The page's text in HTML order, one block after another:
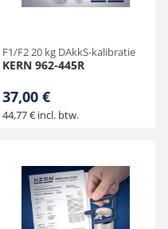
F1/F2 20 kg DAkkS-kalibratie
KERN 962-445R
37,00 €
44,77 € incl. btw.